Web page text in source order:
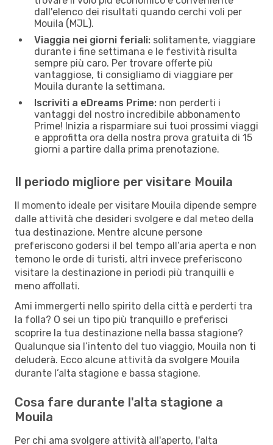
dall'elenco dei risultati quando cerchi voli per
Mouila (MJL).
Viaggia nei giorni feriali: solitamente, viaggiare
durante i fine settimana e le festività risulta
sempre più caro. Per trovare offerte più
vantaggiose, ti consigliamo di viaggiare per
Mouila durante la settimana.
Iscriviti a eDreams Prime: non perderti i
vantaggi del nostro incredibile abbonamento
Prime! Inizia a risparmiare sui tuoi prossimi viaggi
e approfitta ora della nostra prova gratuita di 15
giorni a partire dalla prima prenotazione.
Il periodo migliore per visitare Mouila
Il momento ideale per visitare Mouila dipende sempre
dalle attività che desideri svolgere e dal meteo della
tua destinazione. Mentre alcune persone
preferiscono godersi il bel tempo all’aria aperta e non
temono le orde di turisti, altri invece preferiscono
visitare la destinazione in periodi più tranquilli e
meno affollati.
Ami immergerti nello spirito della città e perderti tra
la folla? O sei un tipo più tranquillo e preferisci
scoprire la tua destinazione nella bassa stagione?
Qualunque sia l’intento del tuo viaggio, Mouila non ti
deluderà. Ecco alcune attività da svolgere Mouila
durante l’alta stagione e bassa stagione.
Cosa fare durante l'alta stagione a
Mouila
Per chi ama svolgere attività all'aperto, l'alta